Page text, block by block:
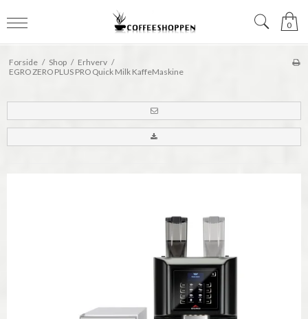
0
Forside / Shop / Erhverv /
EGRO ZERO PLUS PRO Quick Milk KaffeMaskine